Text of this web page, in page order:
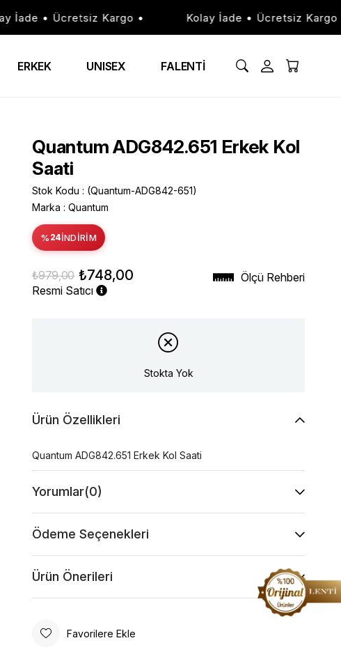
İade • Ücretsiz Kargo • Kolay İade • Ücretsiz Kargo •
ERKEK UNISEX FALENTİ
Quantum ADG842.651 Erkek Kol
Saati
Stok Kodu
(Quantum-ADG842-651)
Marka : Quantum
% 24İNDIRIM
₺979,00 ₺748,00
Resmi Satıcı
Ölçü Rehberi
Stokta Yok
Ürün Özellikleri
Quantum ADG842.651 Erkek Kol Saati
Yorumlar(0)
Ödeme Seçenekleri
Ürün Önerileri
Favorilere Ekle